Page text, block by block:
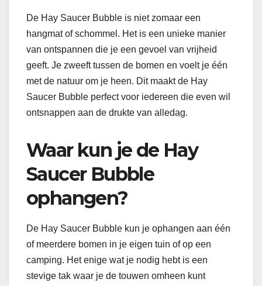
De Hay Saucer Bubble is niet zomaar een
hangmat of schommel. Het is een unieke manier
van ontspannen die je een gevoel van vrijheid
geeft. Je zweeft tussen de bomen en voelt je één
met de natuur om je heen. Dit maakt de Hay
Saucer Bubble perfect voor iedereen die even wil
ontsnappen aan de drukte van alledag.
Waar kun je de Hay
Saucer Bubble
ophangen?
De Hay Saucer Bubble kun je ophangen aan één
of meerdere bomen in je eigen tuin of op een
camping. Het enige wat je nodig hebt is een
stevige tak waar je de touwen omheen kunt